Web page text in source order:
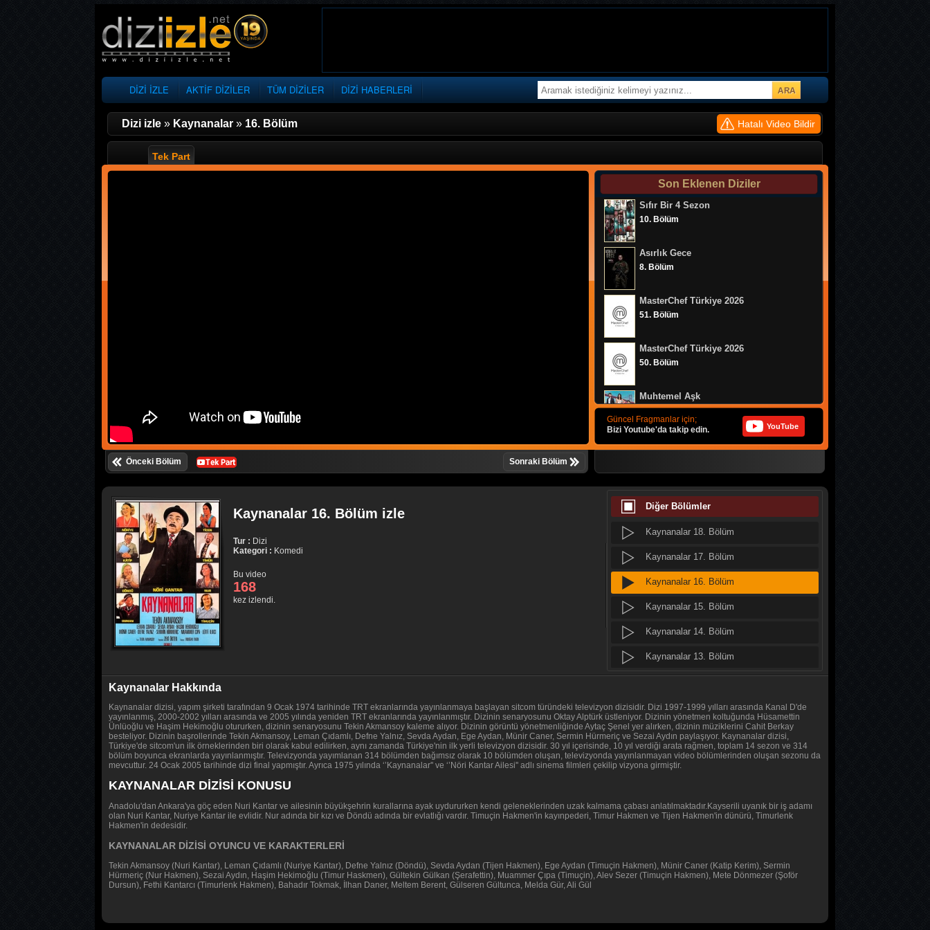
DİZİ İZLE AKTİF DİZİLER TÜM DİZİLER DİZİ HABERLERİ
Dizi izle » Kaynanalar » 16. Bölüm Hatalı Video Bildir
Tek Part
Son Eklenen Diziler
Sıfır Bir 4 Sezon
10. Bölüm
Asırlık Gece
8. Bölüm
MasterChef Türkiye 2026
51. Bölüm
MasterChef Türkiye 2026
50. Bölüm
Muhtemel Aşk
8. Bölüm
Bizim Evin Halleri
49. Bölüm
Doğanın Kanunu
9. Bölüm
MasterChef Türkiye 2026
48. Bölüm
MasterChef Türkiye 2026
MasterChef Türkiye 2026
46. Bölüm
Her Şey Mümkün
Baş Başa
Güncel Fragmanlar için;
Bizi Youtube'da takip edin.
YouTube
Önceki Bölüm Sonraki Bölüm
Kaynanalar 16. Bölüm izle
Tur : Dizi
Kategori : Komedi
Bu video
168
kez izlendi.
Diğer Bölümler
Kaynanalar 23. Bölüm
Kaynanalar 22. Bölüm
Kaynanalar 19. Bölüm
Kaynanalar 18. Bölüm
Kaynanalar 17. Bölüm
Kaynanalar 16. Bölüm
Kaynanalar 15. Bölüm
Kaynanalar 14. Bölüm
Kaynanalar 13. Bölüm
Kaynanalar 11. Bölüm
Kaynanalar 10. Bölüm
Kaynanalar 9. Bölüm
Kaynanalar 7. Bölüm
Kaynanalar 4. Bölüm
Kaynanalar Hakkında
Kaynanalar dizisi, yapım şirketi tarafından 9 Ocak 1974 tarihinde TRT ekranlarında yayınlanmaya başlayan sitcom türündeki televizyon dizisidir. Dizi 1997-1999 yılları arasında Kanal D'de
yayınlanmış, 2000-2002 yılları arasında ve 2005 yılında yeniden TRT ekranlarında yayınlanmıştır. Dizinin senaryosunu Oktay Alptürk üstleniyor. Dizinin yönetmen koltuğunda Hüsamettin
Ünlüoğlu ve Haşim Hekimoğlu otururken, dizinin senaryosunu Tekin Akmansoy kaleme alıyor. Dizinin görüntü yönetmenliğinde Aytaç Şenel yer alırken, dizinin müziklerini Cahit Berkay
besteliyor. Dizinin başrollerinde Tekin Akmansoy, Leman Çıdamlı, Defne Yalnız, Sevda Aydan, Ege Aydan, Münir Caner, Sermin Hürmeriç ve Sezai Aydın paylaşıyor. Kaynanalar dizisi,
Türkiye'de sitcom'un ilk örneklerinden biri olarak kabul edilirken, aynı zamanda Türkiye'nin ilk yerli televizyon dizisidir. 30 yıl içerisinde, 10 yıl verdiği arata rağmen, toplam 14 sezon ve 314
bölüm boyunca ekranlarda yayınlanmıştır. Televizyonda yayımlanan 314 bölümden bağımsız olarak 10 bölümden oluşan, televizyonda yayınlanmayan video bölümlerinden oluşan sezonu da
mevcuttur. 24 Ocak 2005 tarihinde dizi final yapmıştır. Ayrıca 1975 yılında ‘’Kaynanalar'' ve ‘’Nöri Kantar Ailesi'' adlı sinema filmleri çekilip vizyona girmiştir.
KAYNANALAR DİZİSİ KONUSU
Anadolu'dan Ankara'ya göç eden Nuri Kantar ve ailesinin büyükşehrin kurallarına ayak uydururken kendi geleneklerinden uzak kalmama çabası anlatılmaktadır.Kayserili uyanık bir iş adamı
olan Nuri Kantar, Nuriye Kantar ile evlidir. Nur adında bir kızı ve Döndü adında bir evlatlığı vardır. Timuçin Hakmen'in kayınpederi, Timur Hakmen ve Tijen Hakmen'in dünürü, Timurlenk
Hakmen'in dedesidir.
KAYNANALAR DİZİSİ OYUNCU VE KARAKTERLERİ
Tekin Akmansoy (Nuri Kantar), Leman Çıdamlı (Nuriye Kantar), Defne Yalnız (Döndü), Sevda Aydan (Tijen Hakmen), Ege Aydan (Timuçin Hakmen), Münir Caner (Katip Kerim), Sermin
Hürmeriç (Nur Hakmen), Sezai Aydın, Haşim Hekimoğlu (Timur Haskmen), Gültekin Gülkan (Şerafettin), Muammer Çıpa (Timuçin), Alev Sezer (Timuçin Hakmen), Mete Dönmezer (Şoför
Dursun), Fethi Kantarcı (Timurlenk Hakmen), Bahadır Tokmak, İlhan Daner, Meltem Berent, Gülseren Gültunca, Melda Gür, Ali Gül